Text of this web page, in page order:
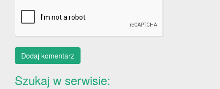
Szukaj w serwisie: